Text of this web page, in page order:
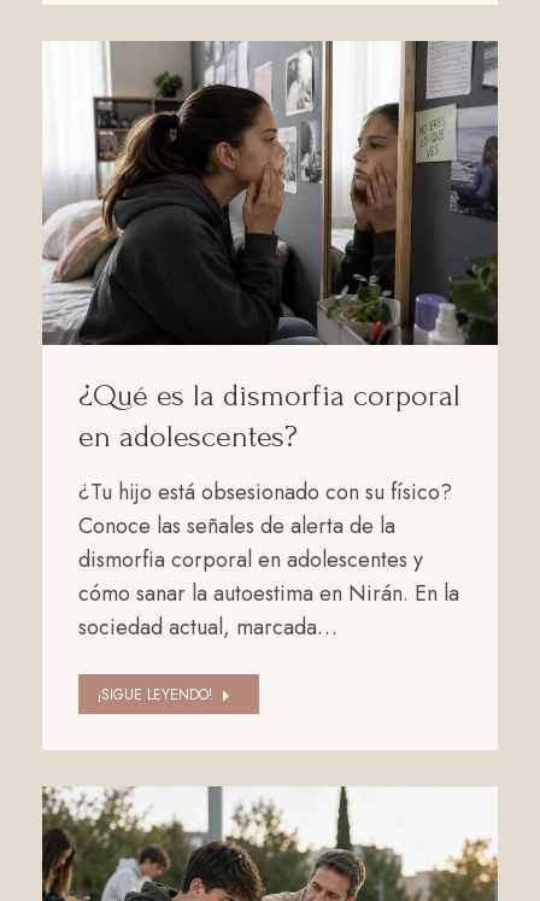
¿Qué es la dismorfia corporal
en adolescentes?
¿Tu hijo está obsesionado con su físico?
Conoce las señales de alerta de la
dismorfia corporal en adolescentes y
cómo sanar la autoestima en Nirán. En la
sociedad actual, marcada…
¡SIGUE LEYENDO!